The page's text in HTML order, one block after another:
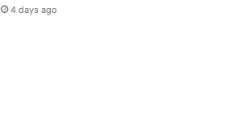
4 days ago